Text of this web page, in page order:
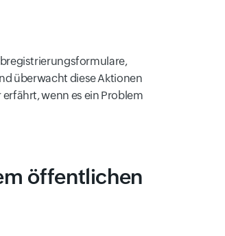
überwacht diese Aktionen
wenn es ein Problem
öffentlichen